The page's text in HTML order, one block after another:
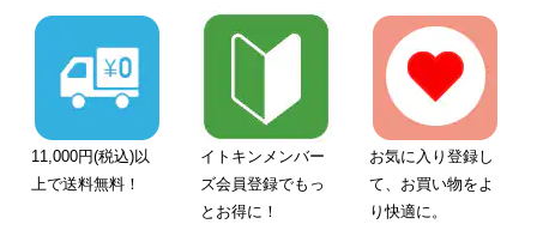
11,000円(税込)以
上で送料無料！
イトキンメンバー
ズ会員登録でもっ
とお得に！
お気に入り登録し
て、お買い物をよ
り快適に。